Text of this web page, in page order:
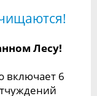
Лесу!
включает 6